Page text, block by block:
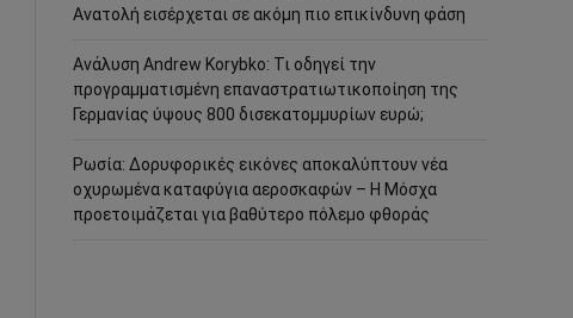
Ανατολή εισέρχεται σε ακόμη πιο επικίνδυνη φάση
Ανάλυση Andrew Korybko: Τι οδηγεί την
προγραμματισμένη επαναστρατιωτικοποίηση της
Γερμανίας ύψους 800 δισεκατομμυρίων ευρώ;
Ρωσία: Δορυφορικές εικόνες αποκαλύπτουν νέα
οχυρωμένα καταφύγια αεροσκαφών – Η Μόσχα
προετοιμάζεται για βαθύτερο πόλεμο φθοράς